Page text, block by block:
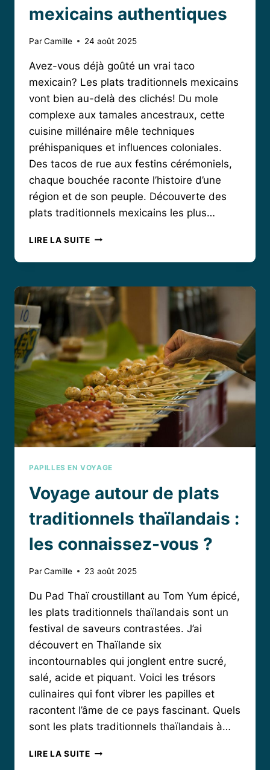
mexicains authentiques
ParCamille 24 août 2025
Avez-vous déjà goûté un vrai taco
mexicain? Les plats traditionnels mexicains
vont bien au-delà des clichés! Du mole
complexe aux tamales ancestraux, cette
cuisine millénaire mêle techniques
préhispaniques et influences coloniales.
Des tacos de rue aux festins cérémoniels,
chaque bouchée raconte l’histoire d’une
région et de son peuple. Découverte des
plats traditionnels mexicains les plus…
LIRE LA SUITEVOYAGE
AU
DES
PLATS
TRADITIONNELS
MEXICAINS
AUTHENTIQUES
PAPILLES EN VOYAGE
Voyage autour de plats
traditionnels thaïlandais :
les connaissez-vous ?
ParCamille 23 août 2025
Du Pad Thaï croustillant au Tom Yum épicé,
les plats traditionnels thaïlandais sont un
festival de saveurs contrastées. J’ai
découvert en Thaïlande six
incontournables qui jonglent entre sucré,
salé, acide et piquant. Voici les trésors
culinaires qui font vibrer les papilles et
racontent l’âme de ce pays fascinant. Quels
sont les plats traditionnels thaïlandais à…
LIRE LA SUITEVOYAGE